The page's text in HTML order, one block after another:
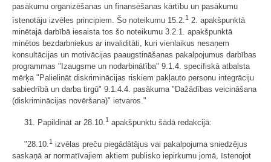
pasākumu organizēšanas un finansēšanas kārtību un pasākumu
īstenotāju izvēles principiem. Šo noteikumu 15.2. 1 2. apakšpunktā
minētajā darbībā iesaista tos šo noteikumu 3.2.1. apakšpunktā
minētos bezdarbniekus ar invaliditāti, kuri vienlaikus nesaņem
konsultācijas un motivācijas paaugstināšanas pakalpojumus darbības
programmas "Izaugsme un nodarbinātība" 9.1.4. specifiskā atbalsta
mērķa "Palielināt diskriminācijas riskiem pakļauto personu integrāciju
sabiedrībā un darba tirgū" 9.1.4.4. pasākuma "Dažādības veicināšana
(diskriminācijas novēršana)" ietvaros."
31. Papildināt ar 28.10.1 apakšpunktu šādā redakcijā:
"28.10.1 izvēlas preču piegādātājus vai pakalpojuma sniedzējus
saskaņā ar normatīvajiem aktiem publisko iepirkumu jomā, īstenojot